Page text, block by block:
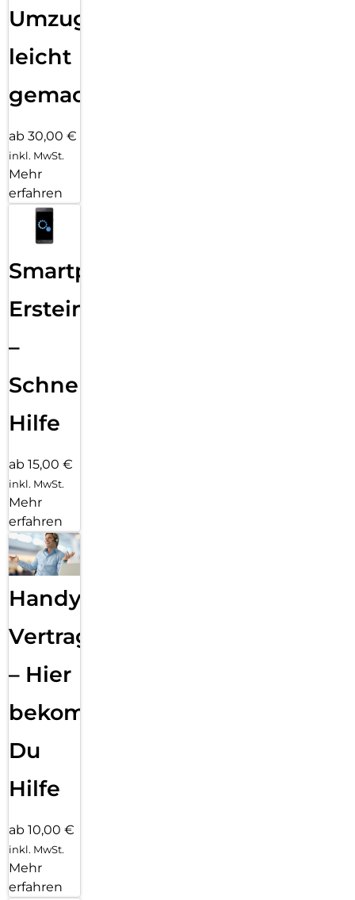
Umzug
leicht
gemacht!
ab 30,00 €
inkl. MwSt.
Mehr
erfahren
Smartphone
Ersteinrichtung
–
Schnelle
Hilfe
ab 15,00 €
inkl. MwSt.
Mehr
erfahren
Handy
Vertragsabwicklung
– Hier
bekommst
Du
Hilfe
ab 10,00 €
inkl. MwSt.
Mehr
erfahren